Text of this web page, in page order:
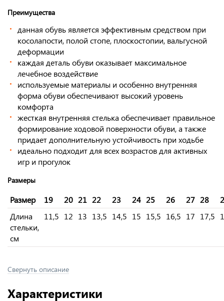
Преимущества
данная обувь является эффективным средством при
косолапости, полой стопе, плоскостопии, вальгусной
деформации
каждая деталь обуви оказывает максимальное
лечебное воздействие
используемые материалы и особенно внутренняя
форма обуви обеспечивают высокий уровень
комфорта
жесткая внутренняя стелька обеспечивает правильное
формирование ходовой поверхности обуви, а также
придает дополнительную устойчивость при ходьбе
идеально подходит для всех возрастов для активных
игр и прогулок
Размеры
Размер 19 20 21 22 23 24 25 26 27 28
Длина
стельки,
см
11,5 12 13 13,5 14,5 15 15,5 16,5 17 17,5
Свернуть описание
Характеристики